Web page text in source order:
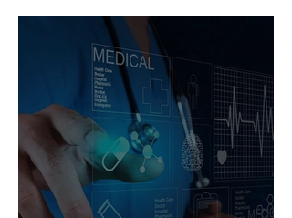
CONGRESSO DEL 27.06
CONFERMA LA
COLLABORAZIONE TRA LE
PROFESSIONI SANITARIE
ED ALBI PROFESSIONALI.